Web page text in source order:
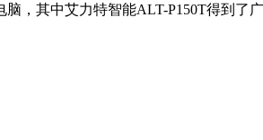
，其中艾力特智能ALT-P150T得到了